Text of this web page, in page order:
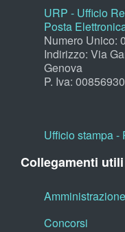
URP - Ufficio
Posta
Numero Unico:
Indirizzo: Via
Genova
P. Iva:
Ufficio stampa -
Collegamenti utili
Concorsi